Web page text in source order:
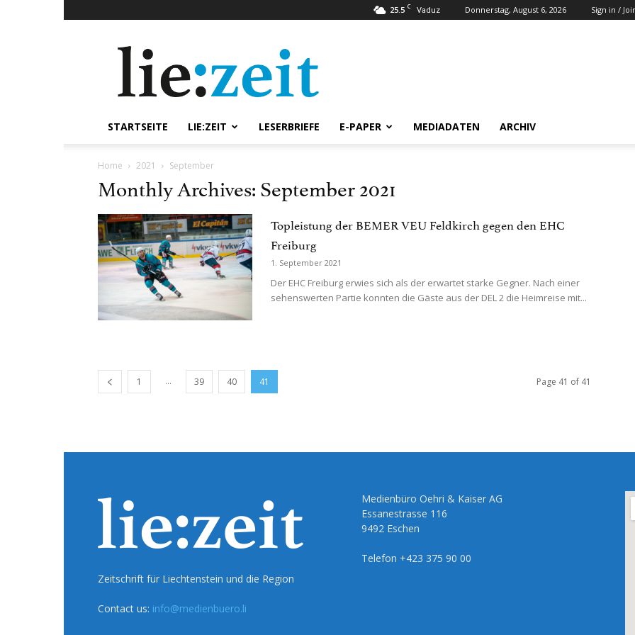
25.5 C Vaduz Donnerstag, August 6, 2026 Sign in /
STARTSEITE LIE:ZEIT LESERBRIEFE E-PAPER MEDIADATEN ARCHIV
Home 2021 September
Monthly Archives: September 2021
Topleistung der BEMER VEU Feldkirch gegen den EHC
Freiburg
1. September 2021
Der EHC Freiburg erwies sich als der erwartet starke Gegner. Nach einer
sehenswerten Partie konnten die Gäste aus der DEL 2 die Heimreise mit...
1 ... 39 40 41 Page 41 of 41
Zeitschrift für Liechtenstein und die Region
Contact us: info@medienbuero.li
Medienbüro Oehri & Kaiser AG
Essanestrasse 116
9492 Eschen
Telefon +423 375 90 00